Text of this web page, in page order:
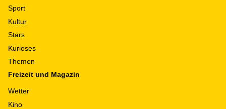
Sport
Kultur
Stars
Kurioses
Themen
Freizeit und Magazin
Wetter
Kino